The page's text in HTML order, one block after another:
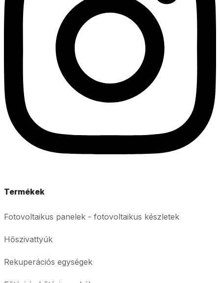
Termékek
Fotovoltaikus panelek - fotovoltaikus készletek
Hőszivattyúk
Rekuperációs egységek